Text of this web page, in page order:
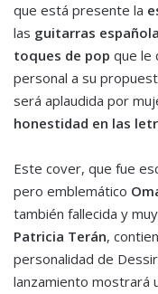
que está presente la
las guitarras
toques de pop que le
personal a su
será aplaudida por
honestidad en las
Este cover, que fue
pero emblemático
también fallecida y
Patricia Terán,
personalidad de
lanzamiento mostrará